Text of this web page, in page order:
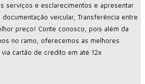
serviços e esclarecimentos e apresentar
veicular, Transferência entre
preço! Conte conosco, pois além da
no ramo, oferecemos as melhores
cartão de crédito em até 12x